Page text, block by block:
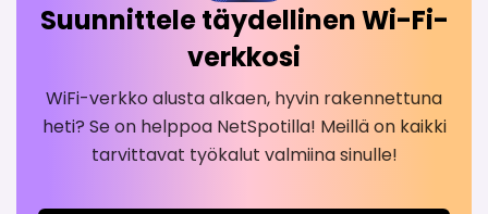
Suunnittele täydellinen Wi-Fi-
verkkosi
WiFi-verkko alusta alkaen, hyvin rakennettuna
heti? Se on helppoa NetSpotilla! Meillä on kaikki
tarvittavat työkalut valmiina sinulle!